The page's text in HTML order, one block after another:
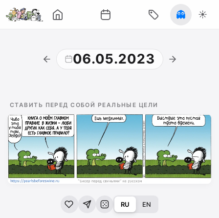
👻 ☀️
06.05.2023
СТАВИТЬ ПЕРЕД СОБОЙ РЕАЛЬНЫЕ ЦЕЛИ
RU EN